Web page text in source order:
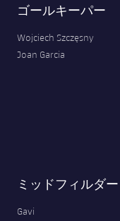
ゴールキーパー
Wojciech Szczęsny
Joan Garcia
ミッドフィルダー
Gavi